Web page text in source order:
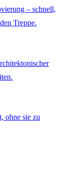
– schnell,
Treppe.
ohne sie zu